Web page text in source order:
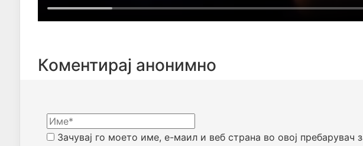
Коментирај анонимно
Зачувај го моето име, е-маил и веб страна во овој пребарувач